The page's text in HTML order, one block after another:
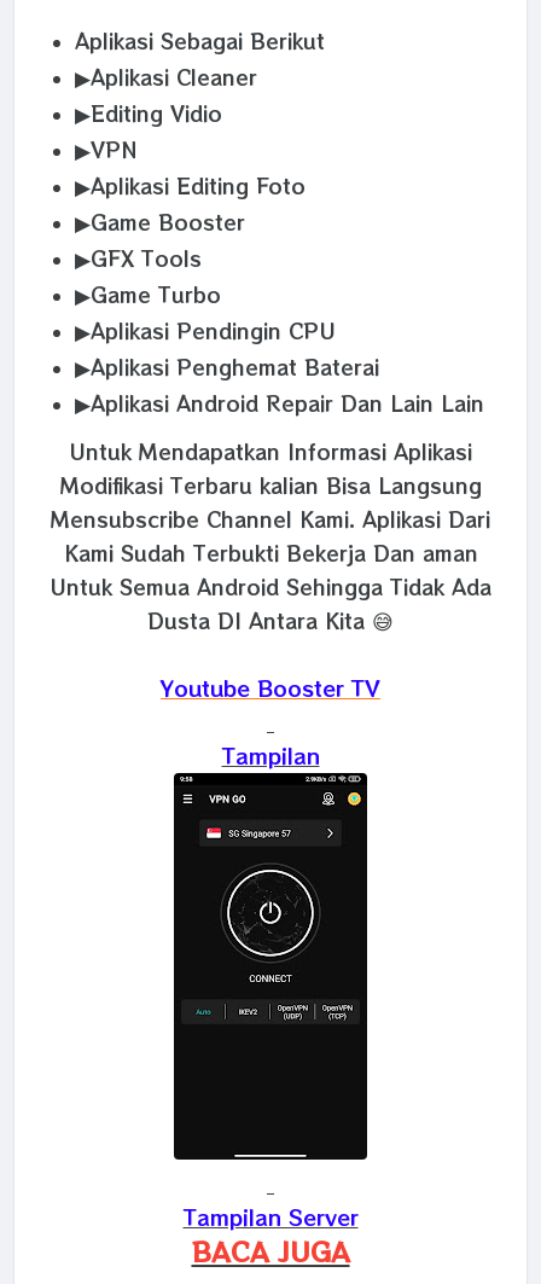
Aplikasi Sebagai Berikut
▶Aplikasi Cleaner
▶Editing Vidio
▶VPN
▶Aplikasi Editing Foto
▶Game Booster
▶GFX Tools
▶Game Turbo
▶Aplikasi Pendingin CPU
▶Aplikasi Penghemat Baterai
▶Aplikasi Android Repair Dan Lain Lain
Untuk Mendapatkan Informasi Aplikasi
Modifikasi Terbaru kalian Bisa Langsung
Mensubscribe Channel Kami. Aplikasi Dari
Kami Sudah Terbukti Bekerja Dan aman
Untuk Semua Android Sehingga Tidak Ada
Dusta DI Antara Kita 😅
Youtube Booster TV
Tampilan
Tampilan Server
BACA JUGA